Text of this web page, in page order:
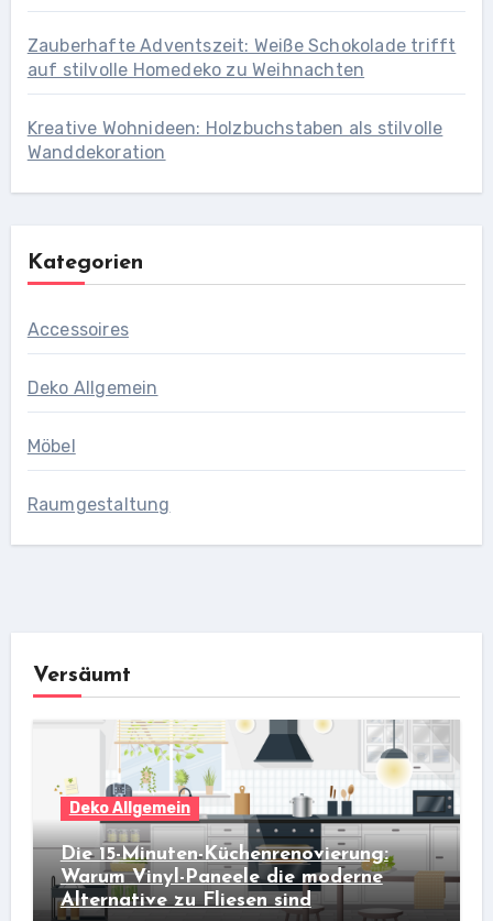
Zauberhafte Adventszeit: Weiße Schokolade trifft
auf stilvolle Homedeko zu Weihnachten
Kreative Wohnideen: Holzbuchstaben als stilvolle
Wanddekoration
Kategorien
Accessoires
Deko Allgemein
Möbel
Raumgestaltung
Versäumt
Deko Allgemein
Die 15-Minuten-Küchenrenovierung:
Warum Vinyl-Paneele die moderne
Alternative zu Fliesen sind